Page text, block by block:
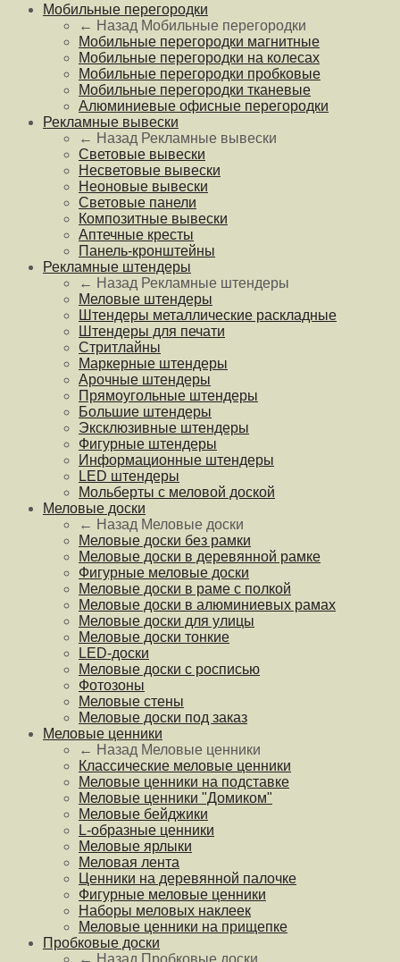
Мобильные перегородки
← Назад Мобильные перегородки
Мобильные перегородки магнитные
Мобильные перегородки на колесах
Мобильные перегородки пробковые
Мобильные перегородки тканевые
Алюминиевые офисные перегородки
Рекламные вывески
← Назад Рекламные вывески
Световые вывески
Несветовые вывески
Неоновые вывески
Световые панели
Композитные вывески
Аптечные кресты
Панель-кронштейны
Рекламные штендеры
← Назад Рекламные штендеры
Меловые штендеры
Штендеры металлические раскладные
Штендеры для печати
Стритлайны
Маркерные штендеры
Арочные штендеры
Прямоугольные штендеры
Большие штендеры
Эксклюзивные штендеры
Фигурные штендеры
Информационные штендеры
LED штендеры
Мольберты с меловой доской
Меловые доски
← Назад Меловые доски
Меловые доски без рамки
Меловые доски в деревянной рамке
Фигурные меловые доски
Меловые доски в раме с полкой
Меловые доски в алюминиевых рамах
Меловые доски для улицы
Меловые доски тонкие
LED-доски
Меловые доски с росписью
Фотозоны
Меловые стены
Меловые доски под заказ
Меловые ценники
← Назад Меловые ценники
Классические меловые ценники
Меловые ценники на подставке
Меловые ценники "Домиком"
Меловые бейджики
L-образные ценники
Меловые ярлыки
Меловая лента
Ценники на деревянной палочке
Фигурные меловые ценники
Наборы меловых наклеек
Меловые ценники на прищепке
Пробковые доски
← Назад Пробковые доски